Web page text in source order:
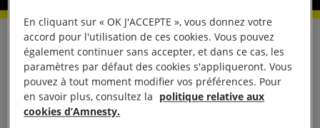
En réaction au vote du Sénat français en faveur de
l’intégration d’une définition du viol fondée sur le
consentement dans le Code pénal, Lola Schulmann,
chargée de plaidoyer Justice de genre chez
En cliquant sur « OK J'ACCEPTE », vous donnez votre
accord pour l'utilisation de ces cookies. Vous pouvez
également continuer sans accepter, et dans ce cas, les
paramètres par défaut des cookies s'appliqueront. Vous
pouvez à tout moment modifier vos préférences. Pour
en savoir plus, consultez la politique relative aux
cookies d’Amnesty.